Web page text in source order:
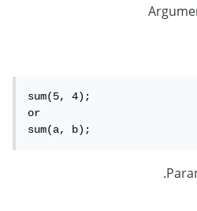
sum(5, 4);
or
sum(a, b);